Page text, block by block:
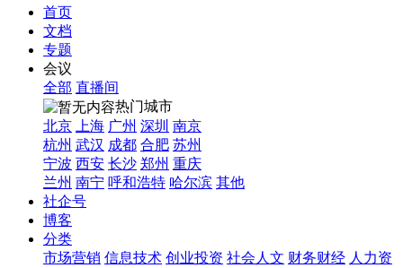
首页
文档
专题
会议
全部 直播间
热门城市
北京
上海 广州 深圳 南京
杭州 武汉 成都 合肥 苏州
宁波 西安 长沙 郑州 重庆
兰州 南宁 呼和浩特 哈尔滨 其他
社企号
博客
分类
市场营销 信息技术 创业投资 社会人文 财务财经 人力资